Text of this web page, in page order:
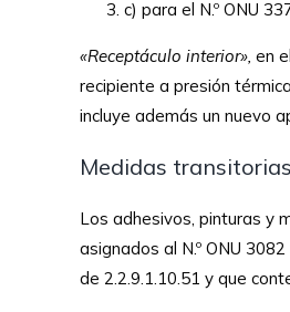
c) para el N.º ONU
«Receptáculo interior», en
recipiente a presión
incluye además un nuevo
Medidas
Los adhesivos, pinturas y
asignados al N.º ONU
de 2.2.9.1.10.51 y que